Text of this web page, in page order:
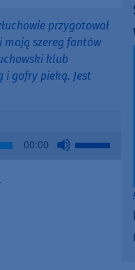
przygotował
mają szereg fantów
klub
i gofry pieką. Jest
00:00
Use